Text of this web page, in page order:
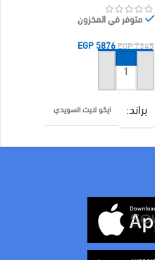
متوفر في المخزون
EGP7345
EGP5876
إضافة إلى السلة
براند ايكو لايت السويدي
لون الاضاءة